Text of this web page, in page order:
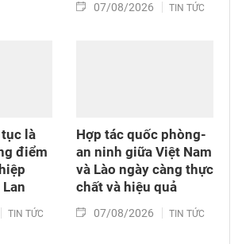
07/08/2026 TIN TỨC
là
điểm
TIN TỨC
Hợp tác quốc phòng-
an ninh giữa Việt Nam
và Lào ngày càng thực
chất và hiệu quả
07/08/2026 TIN TỨC